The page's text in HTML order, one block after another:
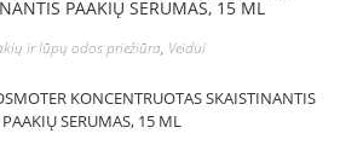
ir lūpų odos priežiūra, Veidui
KONCENTRUOTAS SKAISTINANTIS
PAAKIŲ SERUMAS, 15 ML